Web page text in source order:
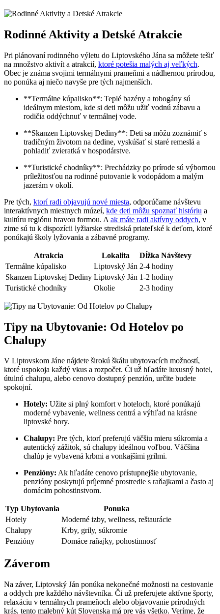
Rodinné Aktivity a Detské Atrakcie
Pri plánovaní rodinného výletu do Liptovského Jána sa môžete tešiť
na množstvo aktivít a atrakcií, ktoré potešia malých aj veľkých.
Obec je známa svojimi termálnymi prameňmi a nádhernou prírodou,
no ponúka aj niečo navyše pre tých najmenších.
**Termálne kúpalisko**: Teplé bazény a tobogány sú
ideálnym miestom, kde si deti môžu užiť vodnú zábavu a
rodičia oddýchnuť v termálnej vode.
**Skanzen Liptovskej Dediny**: Deti sa môžu zoznámiť s
tradičným životom na dedine, vyskúšať si staré remeslá a
pohladiť zvieratká v hospodárstve.
**Turistické chodníky**: Prechádzky po prírode sú výbornou
príležitosťou na rodinné putovanie k vodopádom a malým
jazerám v okolí.
Pre tých, ktorí radi objavujú nové miesta, odporúčame návštevu
interaktívnych miestnych múzeí, kde deti môžu spoznať históriu a
kultúru regiónu hravou formou. A ak máte radi aktívny oddych, v
zime sú tu k dispozícii lyžiarske strediská priateľské k deťom, ktoré
ponúkajú školy lyžovania a zábavné programy.
Atrakcia Lokalita
Dĺžka Návštevy
Termálne kúpalisko
Liptovský Ján 2-4 hodiny
Skanzen Liptovskej Dediny Liptovský Ján 1-2 hodiny
Turistické chodníky
Okolie 2-3 hodiny
Tipy na Ubytovanie: Od Hotelov po
Chalupy
V Liptovskom Jáne nájdete širokú škálu ubytovacích možností,
ktoré uspokoja každý vkus a rozpočet. Či už hľadáte luxusný hotel,
útulnú chalupu, alebo cenovo dostupný penzión, určite budete
spokojní.
Hotely: Užite si plný komfort v hoteloch, ktoré ponúkajú
moderné vybavenie, wellness centrá a výhľad na krásne
liptovské hory.
Chalupy: Pre tých, ktorí preferujú väčšiu mieru súkromia a
autentický zážitok, sú chalupy ideálnou voľbou. Väčšina
chalúp je vybavená krbmi a vonkajšími grilmi.
Penzióny: Ak hľadáte cenovo prístupnejšie ubytovanie,
penzióny poskytujú príjemné prostredie s raňajkami a často aj
domácim pohostinstvom.
Typ Ubytovania
Ponuka
Hotely
Moderné izby, wellness, reštaurácie
Chalupy
Krby, grily, súkromie
Penzióny
Domáce raňajky, pohostinnosť
Záverom
Na záver, Liptovský Ján ponúka nekonečné možnosti na cestovanie
a oddych pre každého návštevníka. Či už preferujete aktívne športy,
relaxáciu v termálnych prameňoch alebo objavovanie prírodných
krás, tento malebný kút Slovenska má pre vás všetko. Veríme, že